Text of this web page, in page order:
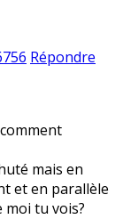
Répondre
mais en
et en parallèle
moi tu vois?